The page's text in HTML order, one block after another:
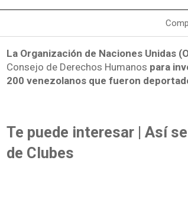
La Organización de Naciones Unidas
Consejo de Derechos Humanos para
200 venezolanos que fueron
Te puede interesar | Así
de Clubes